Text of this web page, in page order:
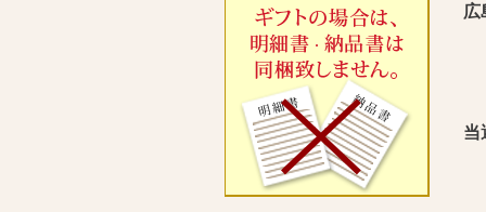
当